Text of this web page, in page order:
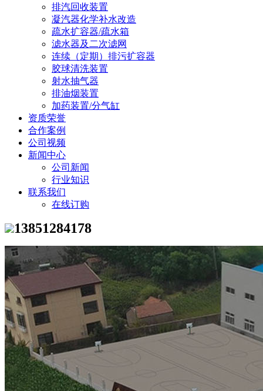
排汽回收装置
凝汽器化学补水改造
疏水扩容器/疏水箱
滤水器及二次滤网
连续（定期）排污扩容器
胶球清洗装置
射水抽气器
排油烟装置
加药装置/分气缸
资质荣誉
合作案例
公司视频
新闻中心
公司新闻
行业知识
联系我们
在线订购
13851284178